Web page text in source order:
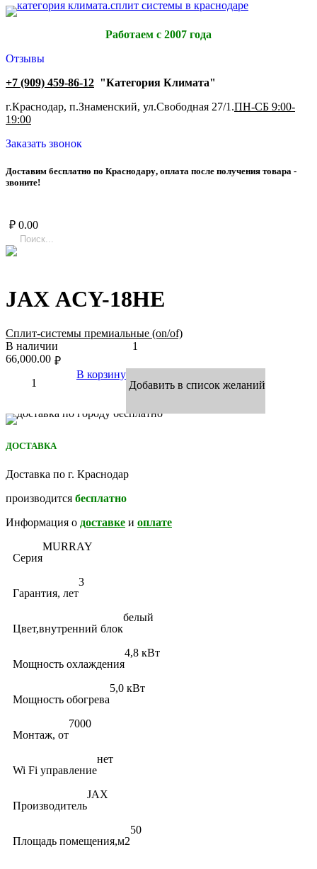
Работаем с 2007 года
Отзывы
+7 (909) 459-86-12 "Категория Климата"
г.Краснодар, п.Знаменский, ул.Свободная 27/1.ПН-СБ 9:00-
19:00
Заказать звонок
Доставим бесплатно по Краснодару, оплата после получения товара -
звоните!
₽ 0.00
JAX ACY-18HE
Сплит-системы премиальные (on/of)
В наличии
1
₽
66,000.00
В корзину
Добавить в список желаний
ДОСТАВКА
Доставка по г. Краснодар
производится бесплатно
Информация о доставке и оплате
Серия
MURRAY
Гарантия, лет
3
Цвет,внутренний блок
белый
Мощность охлаждения
4,8 кВт
Мощность обогрева
5,0 кВт
Монтаж, от
7000
Wi Fi управление
нет
Производитель
JAX
Площадь помещения,м2
50